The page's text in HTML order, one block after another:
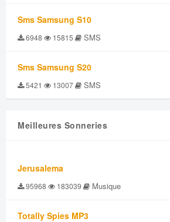
Sms Samsung S10
6948 15815 SMS
Sms Samsung S20
5421 13007 SMS
Meilleures Sonneries
Jerusalema
95968 183039 Musique
Totally Spies MP3